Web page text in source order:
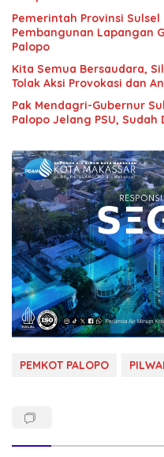
Pemerintah Provinsi
Pembangunan Lapangan
Palopo
Kita Semua Bersaudara,
Tolak Aksi Provokasi dan
Pak Mendagri-Gubernur
Palopo Jelang PSU,
PEMKOT PALOPO